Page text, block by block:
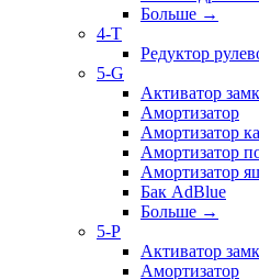
Больше →
4-T
Редуктор
5-G
Активатор
Амортизатор
Амортизатор
Амортизатор
Амортизатор
Бак AdBlue
Больше →
5-P
Активатор
Амортизатор